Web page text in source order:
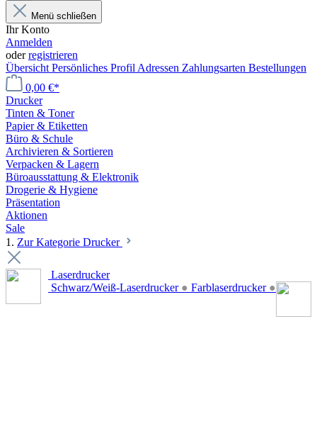
Menü schließen
Ihr Konto
Anmelden
oderregistrieren
Übersicht Persönliches Profil Adressen Zahlungsarten Bestellungen
0,00 €*
Drucker
Tinten & Toner
Papier & Etiketten
Büro & Schule
Archivieren & Sortieren
Verpacken & Lagern
Büroausstattung & Elektronik
Drogerie & Hygiene
Präsentation
Aktionen
Sale
1. Zur Kategorie Drucker
Laserdrucker
Schwarz/Weiß-Laserdrucker ● Farblaserdrucker ●